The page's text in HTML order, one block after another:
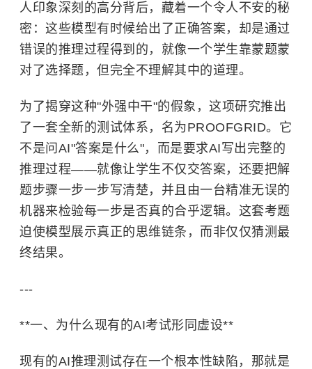
人印象深刻的高分背后，藏着一个令人不安的秘
密：这些模型有时候给出了正确答案，却是通过
错误的推理过程得到的，就像一个学生靠蒙题蒙
对了选择题，但完全不理解其中的道理。
为了揭穿这种"外强中干"的假象，这项研究推出
了一套全新的测试体系，名为PROOFGRID。它
不是问AI"答案是什么"，而是要求AI写出完整的
推理过程——就像让学生不仅交答案，还要把解
题步骤一步一步写清楚，并且由一台精准无误的
机器来检验每一步是否真的合乎逻辑。这套考题
迫使模型展示真正的思维链条，而非仅仅猜测最
终结果。
---
**一、为什么现有的AI考试形同虚设**
现有的AI推理测试存在一个根本性缺陷，那就是